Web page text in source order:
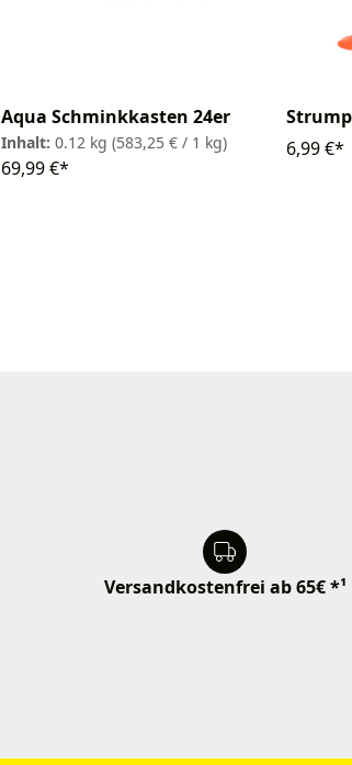
Aqua Schminkkasten 24er
Inhalt: 0.12 kg (583,25 € / 1 kg)
69,99 €*
6,99 €*
Versandkostenfrei ab 65€ *¹